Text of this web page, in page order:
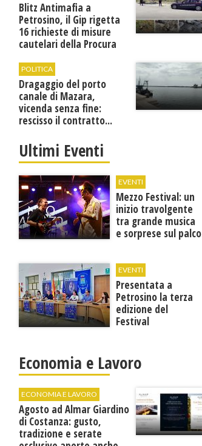
Blitz Antimafia a
Petrosino, il Gip rigetta
16 richieste di misure
cautelari della Procura
POLITICA
Dragaggio del porto
canale di Mazara,
vicenda senza fine:
rescisso il contratto...
Ultimi Eventi
EVENTI
Mezzo Festival: un
inizio travolgente
tra grande musica
e sorprese sul palco
EVENTI
Presentata a
Petrosino la terza
edizione del
Festival
"Voci dal
Mediterraneo"
Economia e Lavoro
ECONOMIA E LAVORO
Agosto ad Almar Giardino
di Costanza: gusto,
tradizione e serate